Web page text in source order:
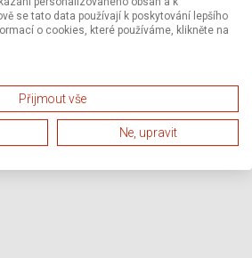
se tato data používají k poskytování lepšího
o cookies, které používáme, klikněte na
Přijmout vše
Ne, upravit